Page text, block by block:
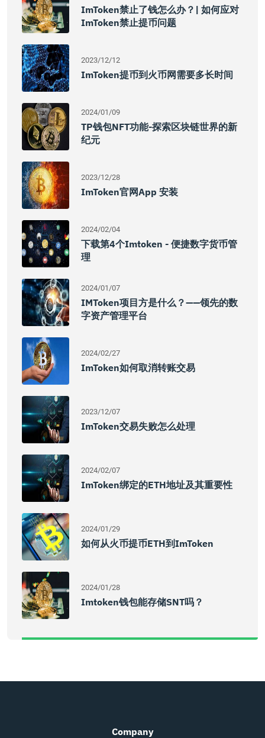
ImToken禁止了钱怎么办？| 如何应对
ImToken禁止提币问题
2023/12/12
ImToken提币到火币网需要多长时间
2024/01/09
TP钱包NFT功能-探索区块链世界的新
纪元
2023/12/28
ImToken官网App 安装
2024/02/04
下载第4个imtoken - 便捷数字货币管
理
2024/01/07
IMToken项目方是什么？——领先的数
字资产管理平台
2024/02/27
ImToken如何取消转账交易
2023/12/07
ImToken交易失败怎么处理
2024/02/07
ImToken绑定的ETH地址及其重要性
2024/01/29
如何从火币提币ETH到imToken
2024/01/28
Imtoken钱包能存储SNT吗？
Company